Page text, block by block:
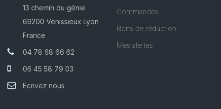
13 chemin du génie
69200 Venissieux Lyon
France
04 78 68 66 62
06 45 58 79 03
Ecrivez nous
Commandes
Bons de réduction
Mes alertes